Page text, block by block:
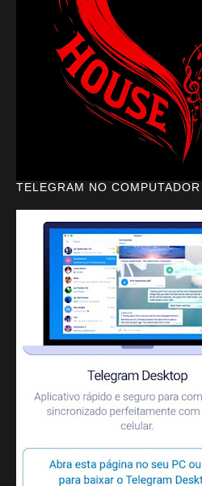
TELEGRAM NO COMPUTADOR